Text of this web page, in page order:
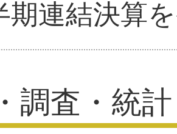
期連結決算
調査・統計